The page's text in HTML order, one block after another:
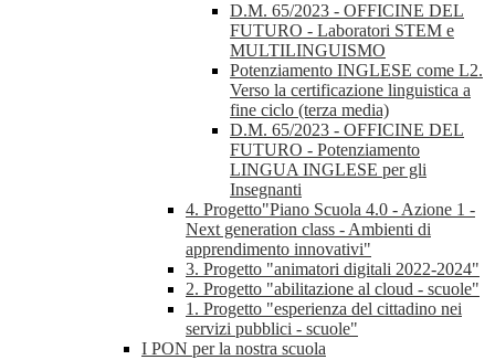
D.M. 65/2023 - OFFICINE DEL
FUTURO - Laboratori STEM e
MULTILINGUISMO
Potenziamento INGLESE come L2.
Verso la certificazione linguistica a
fine ciclo (terza media)
D.M. 65/2023 - OFFICINE DEL
FUTURO - Potenziamento
LINGUA INGLESE per gli
Insegnanti
4. Progetto"Piano Scuola 4.0 - Azione 1 -
Next generation class - Ambienti di
apprendimento innovativi"
3. Progetto "animatori digitali 2022-2024"
2. Progetto "abilitazione al cloud - scuole"
1. Progetto "esperienza del cittadino nei
servizi pubblici - scuole"
I PON per la nostra scuola